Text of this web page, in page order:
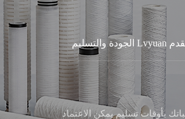
استكشف منتجات فلاتر الكربون لمعالجة المياه، وترشيح المعدات الأصلية، وأنظمة تنقية المياه. تقدم Lvyuan الجودة والتسليم
بأوقات تسليم يمكن الاعتماد